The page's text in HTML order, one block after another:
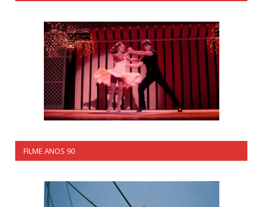
FILME ANOS 90